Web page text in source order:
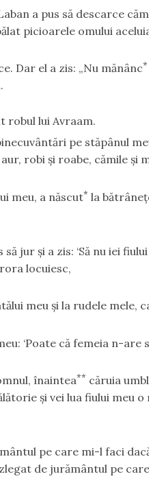
a pus să descarce
picioarele omului
Dar el a zis: „Nu mănânc*
robul lui Avraam.
pe stăpânul
robi şi roabe, cămile şi
meu, a născut* la
să jur şi a zis: ‘Să nu iei
locuiesc,
meu şi la rudele mele,
‘Poate că femeia n-are
înaintea** căruia
şi vei lua fiului meu
pe care mi-l faci
de jurământul pe